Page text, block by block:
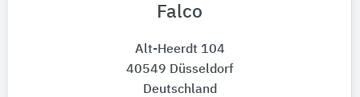
Falco
Alt-Heerdt 104
40549 Düsseldorf
Deutschland